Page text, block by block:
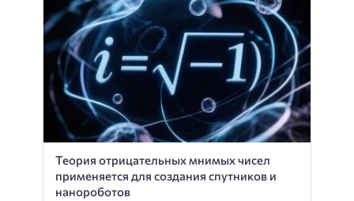
Теория отрицательных мнимых чисел
применяется для создания спутников и
нанороботов